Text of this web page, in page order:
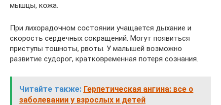
мышцы, кожа.
При лихорадочном состоянии учащается дыхание и
скорость сердечных сокращений. Могут появиться
приступы тошноты, рвоты. У малышей возможно
развитие судорог, кратковременная потеря сознания.
Читайте также: Герпетическая ангина: все о
заболевании у взрослых и детей